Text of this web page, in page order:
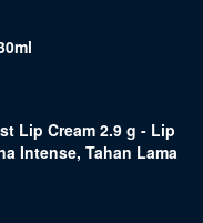
Lip Cream 2.9 g - Lip
Intense, Tahan Lama